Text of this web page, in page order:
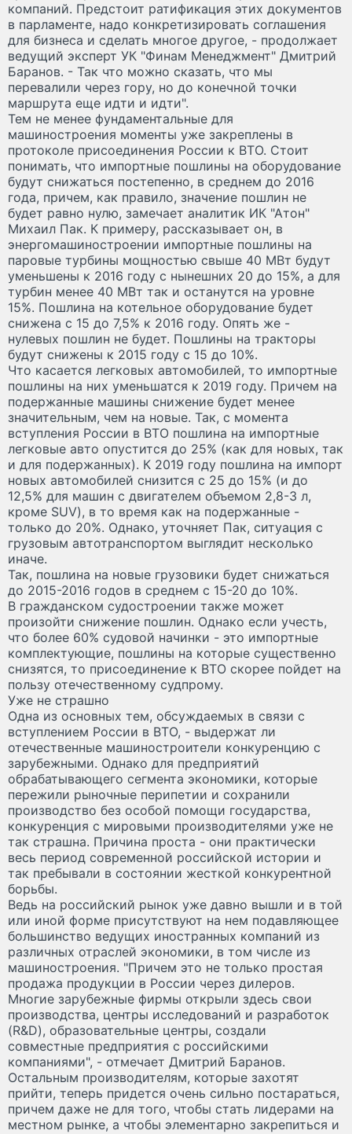
компаний. Предстоит ратификация этих документов
в парламенте, надо конкретизировать соглашения
для бизнеса и сделать многое другое, - продолжает
ведущий эксперт УК "Финам Менеджмент" Дмитрий
Баранов. - Так что можно сказать, что мы
перевалили через гору, но до конечной точки
маршрута еще идти и идти".
Тем не менее фундаментальные для
машиностроения моменты уже закреплены в
протоколе присоединения России к ВТО. Стоит
понимать, что импортные пошлины на оборудование
будут снижаться постепенно, в среднем до 2016
года, причем, как правило, значение пошлин не
будет равно нулю, замечает аналитик ИК "Атон"
Михаил Пак. К примеру, рассказывает он, в
энергомашиностроении импортные пошлины на
паровые турбины мощностью свыше 40 МВт будут
уменьшены к 2016 году с нынешних 20 до 15%, а для
турбин менее 40 МВт так и останутся на уровне
15%. Пошлина на котельное оборудование будет
снижена с 15 до 7,5% к 2016 году. Опять же -
нулевых пошлин не будет. Пошлины на тракторы
будут снижены к 2015 году с 15 до 10%.
Что касается легковых автомобилей, то импортные
пошлины на них уменьшатся к 2019 году. Причем на
подержанные машины снижение будет менее
значительным, чем на новые. Так, с момента
вступления России в ВТО пошлина на импортные
легковые авто опустится до 25% (как для новых, так
и для подержанных). К 2019 году пошлина на импорт
новых автомобилей снизится с 25 до 15% (и до
12,5% для машин с двигателем объемом 2,8-3 л,
кроме SUV), в то время как на подержанные -
только до 20%. Однако, уточняет Пак, ситуация с
грузовым автотранспортом выглядит несколько
иначе.
Так, пошлина на новые грузовики будет снижаться
до 2015-2016 годов в среднем с 15-20 до 10%.
В гражданском судостроении также может
произойти снижение пошлин. Однако если учесть,
что более 60% судовой начинки - это импортные
комплектующие, пошлины на которые существенно
снизятся, то присоединение к ВТО скорее пойдет на
пользу отечественному судпрому.
Уже не страшно
Одна из основных тем, обсуждаемых в связи с
вступлением России в ВТО, - выдержат ли
отечественные машиностроители конкуренцию с
зарубежными. Однако для предприятий
обрабатывающего сегмента экономики, которые
пережили рыночные перипетии и сохранили
производство без особой помощи государства,
конкуренция с мировыми производителями уже не
так страшна. Причина проста - они практически
весь период современной российской истории и
так пребывали в состоянии жесткой конкурентной
борьбы.
Ведь на российский рынок уже давно вышли и в той
или иной форме присутствуют на нем подавляющее
большинство ведущих иностранных компаний из
различных отраслей экономики, в том числе из
машиностроения. "Причем это не только простая
продажа продукции в России через дилеров.
Многие зарубежные фирмы открыли здесь свои
производства, центры исследований и разработок
(R&D), образовательные центры, создали
совместные предприятия с российскими
компаниями", - отмечает Дмитрий Баранов.
Остальным производителям, которые захотят
прийти, теперь придется очень сильно постараться,
причем даже не для того, чтобы стать лидерами на
местном рынке, а чтобы элементарно закрепиться и